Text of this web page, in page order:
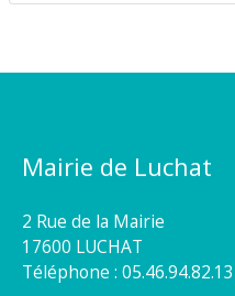
Mairie de Luchat
2 Rue de la Mairie
17600 LUCHAT
Téléphone : 05.46.94.82.13